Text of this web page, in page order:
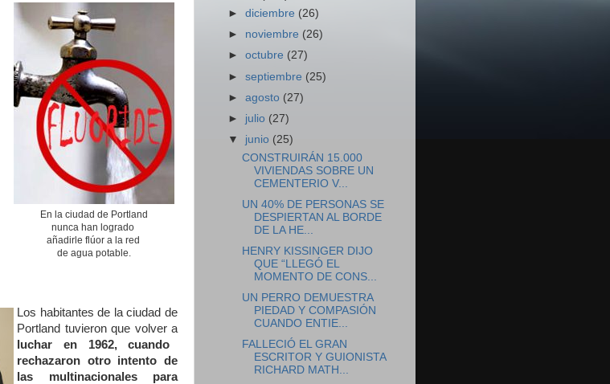
En la ciudad de Portland
nunca han logrado
añadirle flúor a la red
de agua potable.
Los habitantes de la ciudad de
Portland tuvieron que volver a
luchar en 1962, cuando
rechazaron otro intento de
las multinacionales para
►diciembre (26)
► noviembre (26)
►octubre (27)
►septiembre (25)
►agosto (27)
► julio (27)
▼ junio (25)
CONSTRUIRÁN 15.000
VIVIENDAS SOBRE UN
CEMENTERIO V...
UN 40% DE PERSONAS SE
DESPIERTAN AL BORDE
DE LA HE...
HENRY KISSINGER DIJO
QUE “LLEGÓ EL
MOMENTO DE CONS...
UN PERRO DEMUESTRA
PIEDAD Y COMPASIÓN
CUANDO ENTIE...
FALLECIÓ EL GRAN
ESCRITOR Y GUIONISTA
RICHARD MATH...